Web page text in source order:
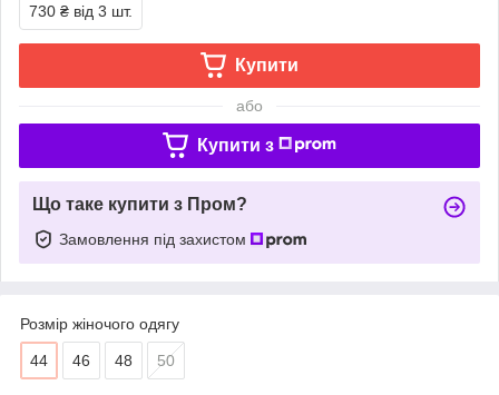
730 ₴ від 3 шт.
Купити
або
Купити з
Що таке купити з Пром?
Замовлення під захистом
Розмір жіночого одягу
44 46 48 50